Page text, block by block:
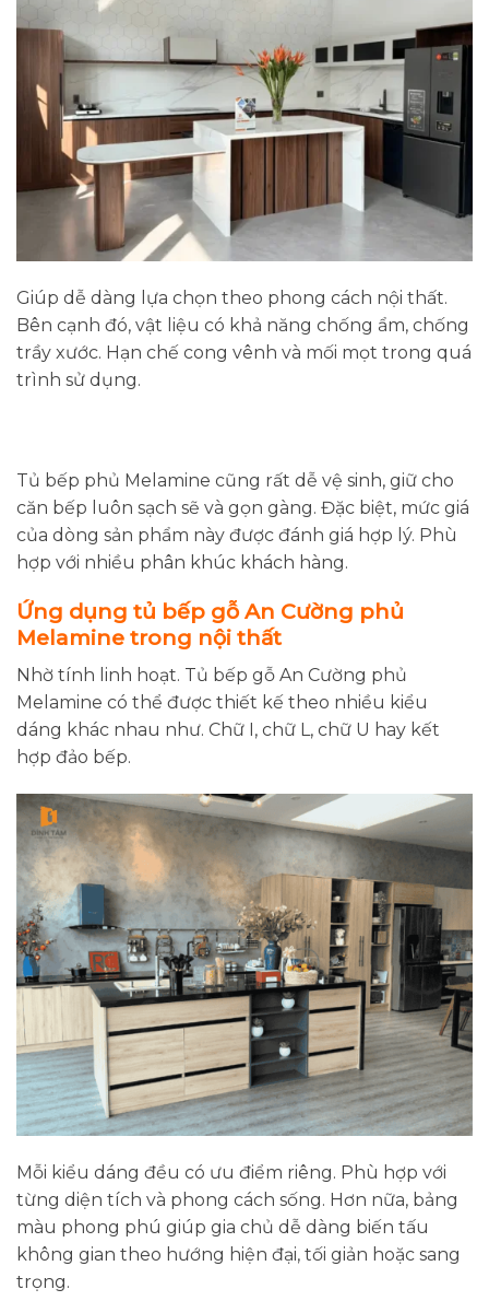
Giúp dễ dàng lựa chọn theo phong cách nội thất.
Bên cạnh đó, vật liệu có khả năng chống ẩm, chống
trầy xước. Hạn chế cong vênh và mối mọt trong quá
trình sử dụng.
Tủ bếp phủ Melamine cũng rất dễ vệ sinh, giữ cho
căn bếp luôn sạch sẽ và gọn gàng. Đặc biệt, mức giá
của dòng sản phẩm này được đánh giá hợp lý. Phù
hợp với nhiều phân khúc khách hàng.
Ứng dụng tủ bếp gỗ An Cường phủ
Melamine trong nội thất
Nhờ tính linh hoạt. Tủ bếp gỗ An Cường phủ
Melamine có thể được thiết kế theo nhiều kiểu
dáng khác nhau như. Chữ I, chữ L, chữ U hay kết
hợp đảo bếp.
Mỗi kiểu dáng đều có ưu điểm riêng. Phù hợp với
từng diện tích và phong cách sống. Hơn nữa, bảng
màu phong phú giúp gia chủ dễ dàng biến tấu
không gian theo hướng hiện đại, tối giản hoặc sang
trọng.